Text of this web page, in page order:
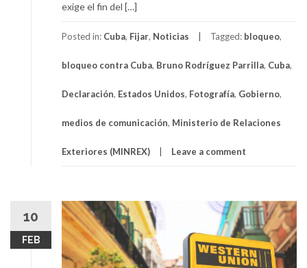
exige el fin del […]
Posted in: Cuba, Fijar, Noticias Tagged: bloqueo,
bloqueo contra Cuba, Bruno Rodríguez Parrilla, Cuba,
Declaración, Estados Unidos, Fotografía, Gobierno,
medios de comunicación, Ministerio de Relaciones
Exteriores (MINREX) Leave a comment
10
FEB